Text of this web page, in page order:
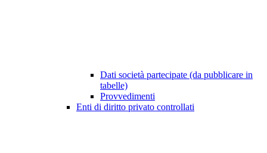
Dati società partecipate (da pubblicare in
tabelle)
Provvedimenti
Enti di diritto privato controllati